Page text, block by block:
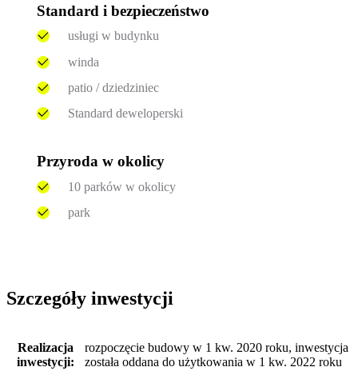
Standard i bezpieczeństwo
usługi w budynku
winda
patio / dziedziniec
Standard deweloperski
Przyroda w okolicy
10 parków w okolicy
park
Szczegóły inwestycji
Realizacja
inwestycji:
rozpoczęcie budowy w 1 kw. 2020 roku, inwestycja
została oddana do użytkowania w 1 kw. 2022 roku